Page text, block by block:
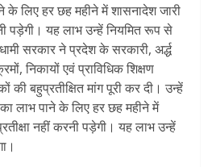
के लिए हर छह महीने में शासनादेश जारी
पड़ेगी। यह लाभ उन्हें नियमित रूप से
सरकार ने प्रदेश के सरकारी, अर्द्ध
निकायों एवं प्राविधिक शिक्षण
की बहुप्रतीक्षित मांग पूरी कर दी। उन्हें
लाभ पाने के लिए हर छह महीने में
नहीं करनी पड़ेगी। यह लाभ उन्हें